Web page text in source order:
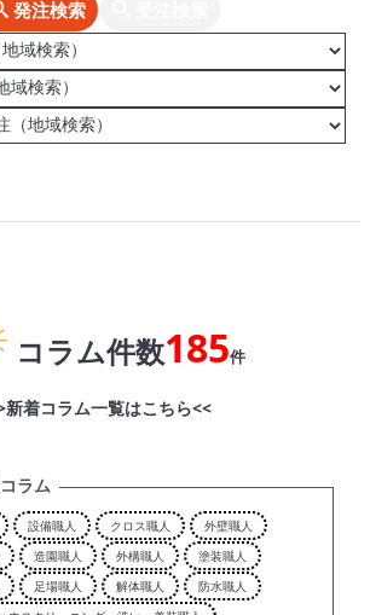
発注検索
コラム件数185件
新着コラム一覧はこちら<<
ラム
設備職人 クロス職人
外壁職人
造園職人 外構職人
塗装職人
足場職人 解体職人
防水職人